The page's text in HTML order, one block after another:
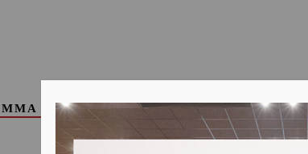
ΕΒΔΟΜΑΔΟΣ ΣΧΕΤΙΚΑ ΜΕ ΕΜΑΣ